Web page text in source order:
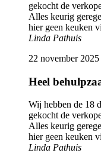
gekocht de
Alles keurig
hier geen keuken
Linda Pathuis
22 november 2025
Heel
Wij hebben de 18
gekocht de
Alles keurig
hier geen keuken
Linda Pathuis